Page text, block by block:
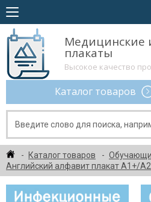
Медицинские
плакаты
Высокое качество
Каталог товаров
Каталог товаров
Английский алфавит плакат A1+/